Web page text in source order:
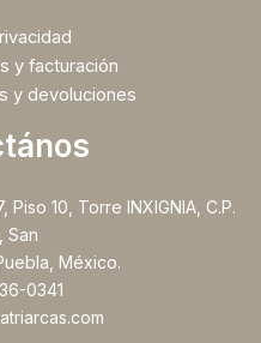
y facturación
y devoluciones
Piso 10, Torre INXIGNIA, C.P.
San
México.
0341